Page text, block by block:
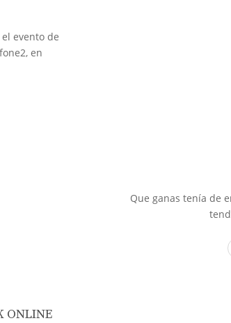
evento de
en
Que ganas tenía de
ONLINE